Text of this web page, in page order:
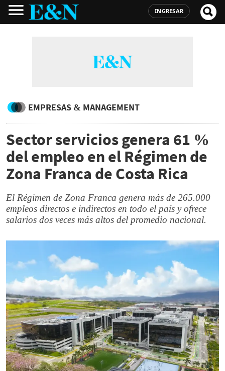
INGRESAR
EMPRESAS & MANAGEMENT
Sector servicios genera 61 %
del empleo en el Régimen de
Zona Franca de Costa Rica
El Régimen de Zona Franca genera más de 265.000
empleos directos e indirectos en todo el país y ofrece
salarios dos veces más altos del promedio nacional.